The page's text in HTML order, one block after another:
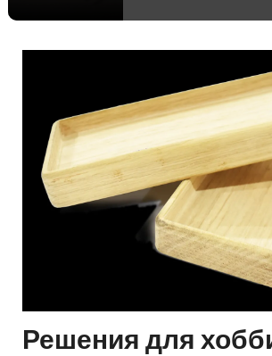
Решения для